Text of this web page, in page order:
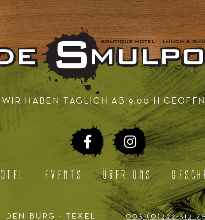
WIR HABEN TÄGLICH AB 9.00 H
EVENTS ÜBER UNS
DEN BURG - TEXEL 0031(0)222-312